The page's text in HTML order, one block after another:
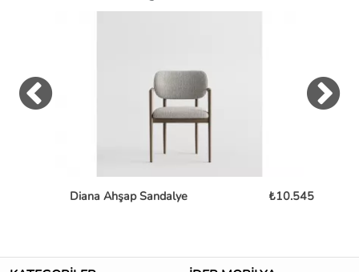
Diana Ahşap Sandalye ₺10.545